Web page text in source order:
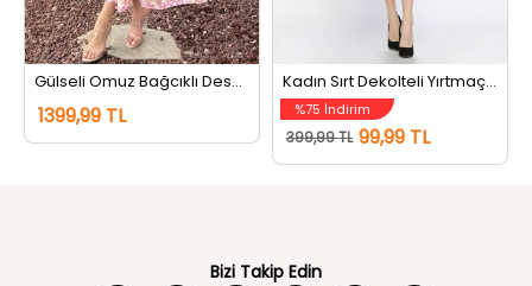
Gülseli Omuz Bağcıklı Desenli Elbise Krempembe
1399,99 TL
Kadın Sırt Dekolteli Yırtmaçlı Kare Yaka Elbise Siyah
%75 İndirim
399,99 TL 99,99 TL
Bizi Takip Edin